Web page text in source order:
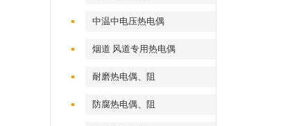
中温中电压热电偶
烟道 风道专用热电偶
耐磨热电偶、阻
防腐热电偶、阻